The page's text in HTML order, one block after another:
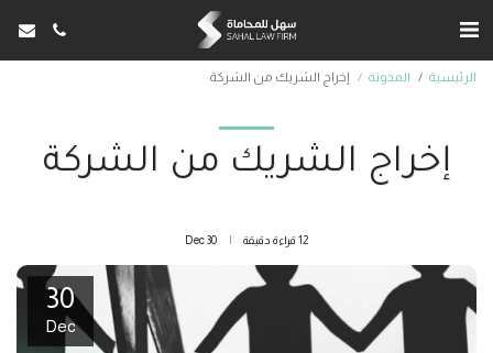
الرئيسية المدونة إخراج الشريك من الشركة
إخراج الشريك من الشركة
12 قراءة دقيقة 30
Dec
30
Dec